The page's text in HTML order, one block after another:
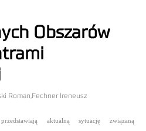
Obszarów
Roman,Fechner Ireneusz
aktualną sytuację związaną